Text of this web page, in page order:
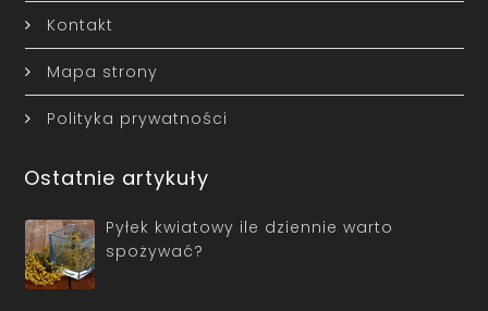
Kontakt
Mapa strony
Polityka prywatności
Ostatnie artykuły
Pyłek kwiatowy ile dziennie warto
spożywać?